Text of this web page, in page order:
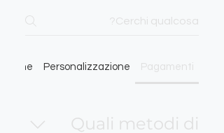
Pagamenti
Personalizzazione
Quali metodi di